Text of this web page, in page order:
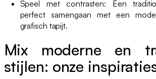
Speel met contrasten: Een
perfect samengaan met een
grafisch tapijt.
Mix moderne en
stijlen: onze